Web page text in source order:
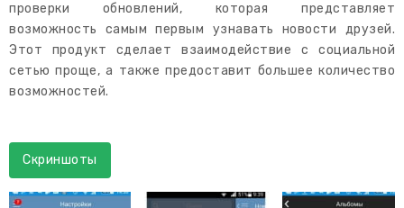
проверки обновлений, которая представляет
возможность самым первым узнавать новости друзей.
Этот продукт сделает взаимодействие с социальной
сетью проще, а также предоставит большее количество
возможностей.
Скриншоты